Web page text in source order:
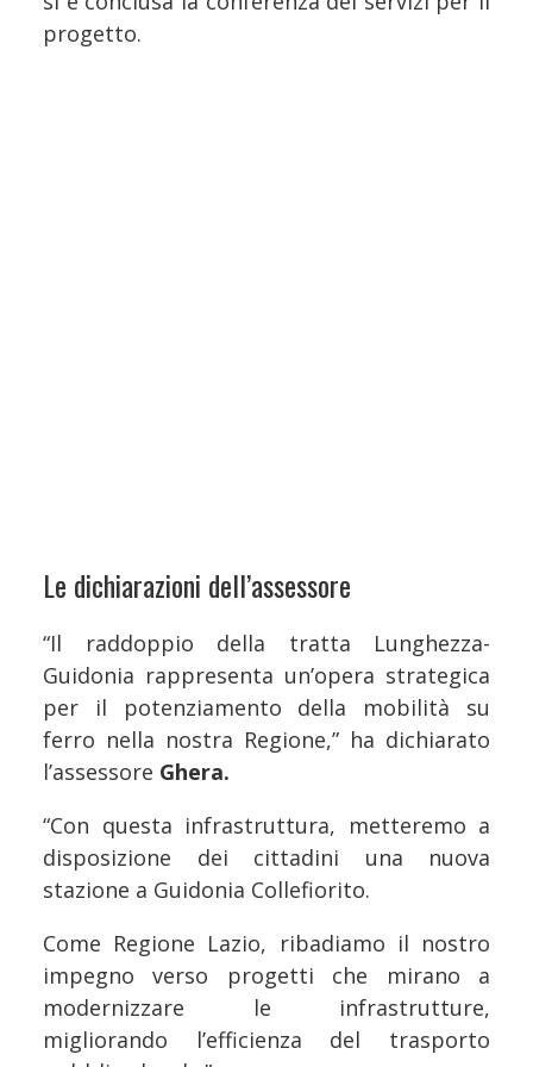
progetto.
Le dichiarazioni dell’assessore
“Il raddoppio della tratta Lunghezza-
Guidonia rappresenta un’opera strategica
per il potenziamento della mobilità su
ferro nella nostra Regione,” ha dichiarato
l’assessore Ghera.
“Con questa infrastruttura, metteremo a
disposizione dei cittadini una nuova
stazione a Guidonia Collefiorito.
Come Regione Lazio, ribadiamo il nostro
impegno verso progetti che mirano a
modernizzare le infrastrutture,
migliorando l’efficienza del trasporto